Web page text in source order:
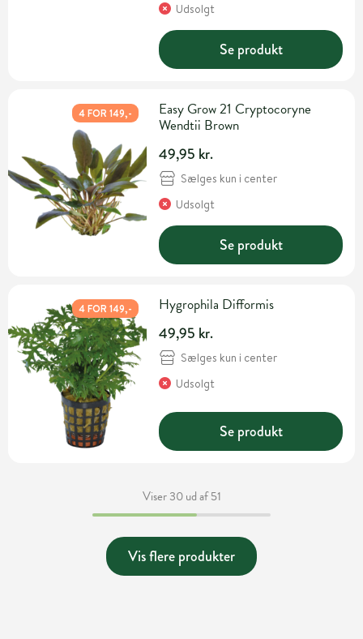
Udsolgt
Se produkt
4 FOR 149,-
Easy Grow 21 Cryptocoryne
Wendtii Brown
49,95 kr.
Sælges kun i center
Udsolgt
Se produkt
4 FOR 149,- Hygrophila Difformis
49,95 kr.
Sælges kun i center
Udsolgt
Se produkt
Viser 30 ud af 51
Vis flere produkter